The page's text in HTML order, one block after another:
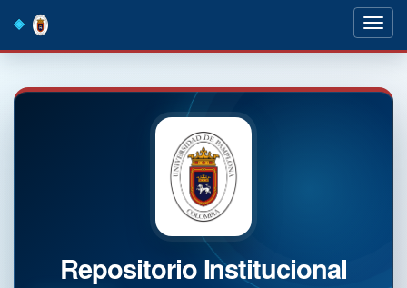
navigation
Repositorio Institucional